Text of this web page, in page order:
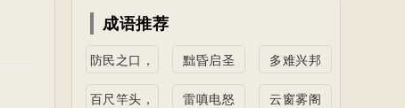
成语推荐
防民之口，
黜昏启圣 多难兴邦
百尺竿头，
雷嗔电怒 云窗雾阁